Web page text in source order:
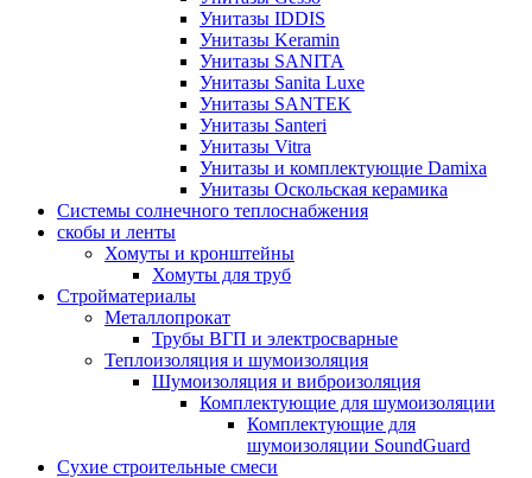
Унитазы IDDIS
Унитазы Keramin
Унитазы SANITA
Унитазы Sanita Luxe
Унитазы SANTEK
Унитазы Santeri
Унитазы Vitra
Унитазы и комплектующие Damixa
Унитазы Оскольская керамика
Системы солнечного теплоснабжения
скобы и ленты
Хомуты и кронштейны
Хомуты для труб
Стройматериалы
Металлопрокат
Трубы ВГП и электросварные
Теплоизоляция и шумоизоляция
Шумоизоляция и виброизоляция
Комплектующие для шумоизоляции
Комплектующие для
шумоизоляции SoundGuard
Сухие строительные смеси